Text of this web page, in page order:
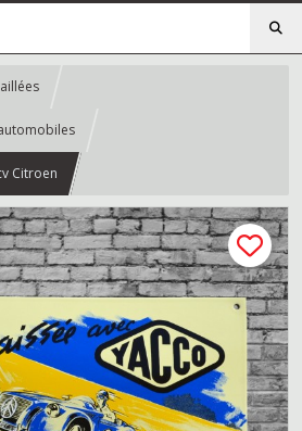
Citroen